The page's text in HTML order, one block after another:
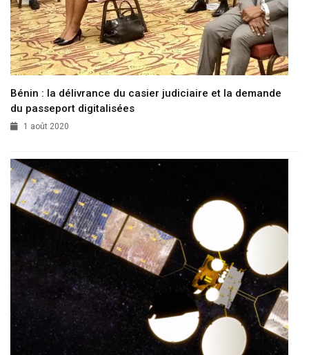
Bénin : la délivrance du casier judiciaire et la demande
du passeport digitalisées
1 août 2020